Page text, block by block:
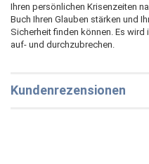
Ihren persönlichen Krisenzeiten
Buch Ihren Glauben stärken und
Sicherheit finden können. Es wird
auf- und durchzubrechen.
Kundenrezensionen